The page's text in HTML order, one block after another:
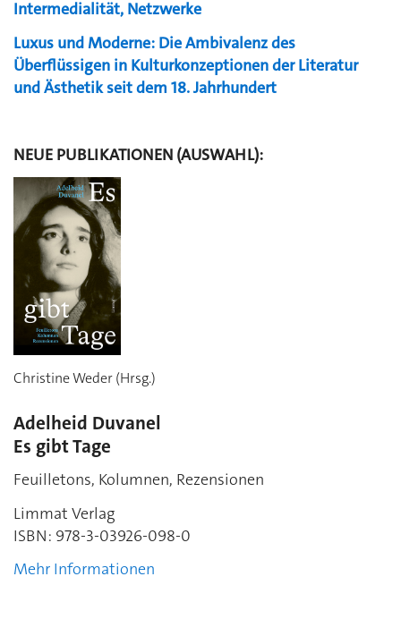
Intermedialität, Netzwerke
Luxus und Moderne: Die Ambivalenz des
Überflüssigen in Kulturkonzeptionen der Literatur
und Ästhetik seit dem 18. Jahrhundert
NEUE PUBLIKATIONEN (AUSWAHL):
Christine Weder (Hrsg.)
Adelheid Duvanel
Es gibt Tage
Feuilletons, Kolumnen, Rezensionen
Limmat Verlag
ISBN: 978-3-03926-098-0
Mehr Informationen